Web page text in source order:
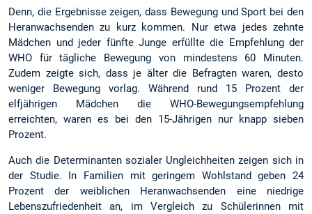
Denn, die Ergebnisse zeigen, dass Bewegung und Sport bei den
Heranwachsenden zu kurz kommen. Nur etwa jedes zehnte
Mädchen und jeder fünfte Junge erfüllte die Empfehlung der
WHO für tägliche Bewegung von mindestens 60 Minuten.
Zudem zeigte sich, dass je älter die Befragten waren, desto
weniger Bewegung vorlag. Während rund 15 Prozent der
elfjährigen Mädchen die WHO-Bewegungsempfehlung
erreichten, waren es bei den 15-Jährigen nur knapp sieben
Prozent.
Auch die Determinanten sozialer Ungleichheiten zeigen sich in
der Studie. In Familien mit geringem Wohlstand geben 24
Prozent der weiblichen Heranwachsenden eine niedrige
Lebenszufriedenheit an, im Vergleich zu Schülerinnen mit